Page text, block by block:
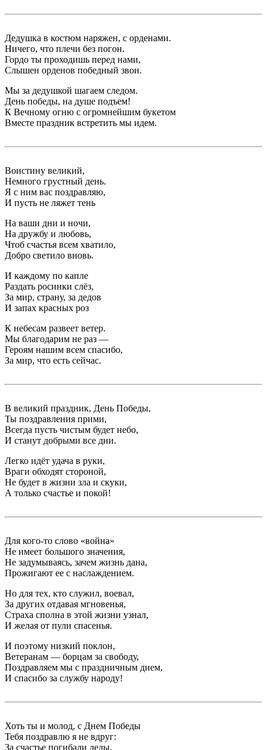
Дедушка в костюм наряжен, с орденами.
Ничего, что плечи без погон.
Гордо ты проходишь перед нами,
Слышен орденов победный звон.
Мы за дедушкой шагаем следом.
День победы, на душе подъем!
К Вечному огню с огромнейшим букетом
Вместе праздник встретить мы идем.
Воистину великий,
Немного грустный день.
Я с ним вас поздравляю,
И пусть не ляжет тень
На ваши дни и ночи,
На дружбу и любовь,
Чтоб счастья всем хватило,
Добро светило вновь.
И каждому по капле
Раздать росинки слёз,
За мир, страну, за дедов
И запах красных роз
К небесам развеет ветер.
Мы благодарим не раз —
Героям нашим всем спасибо,
За мир, что есть сейчас.
В великий праздник, День Победы,
Ты поздравления прими,
Всегда пусть чистым будет небо,
И станут добрыми все дни.
Легко идёт удача в руки,
Враги обходят стороной,
Не будет в жизни зла и скуки,
А только счастье и покой!
Для кого-то слово «война»
Не имеет большого значения,
Не задумываясь, зачем жизнь дана,
Прожигают ее с наслаждением.
Но для тех, кто служил, воевал,
За других отдавая мгновенья,
Страха сполна в этой жизни узнал,
И желая от пули спасенья.
И поэтому низкий поклон,
Ветеранам — борцам за свободу,
Поздравляем мы с праздничным днем,
И спасибо за службу народу!
Хоть ты и молод, с Днем Победы
Тебя поздравлю я не вдруг:
За счастье погибали деды,